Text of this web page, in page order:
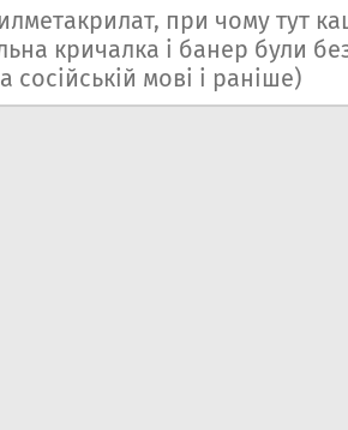
при чому тут
кричалка і банер були
сосійській мові і раніше)